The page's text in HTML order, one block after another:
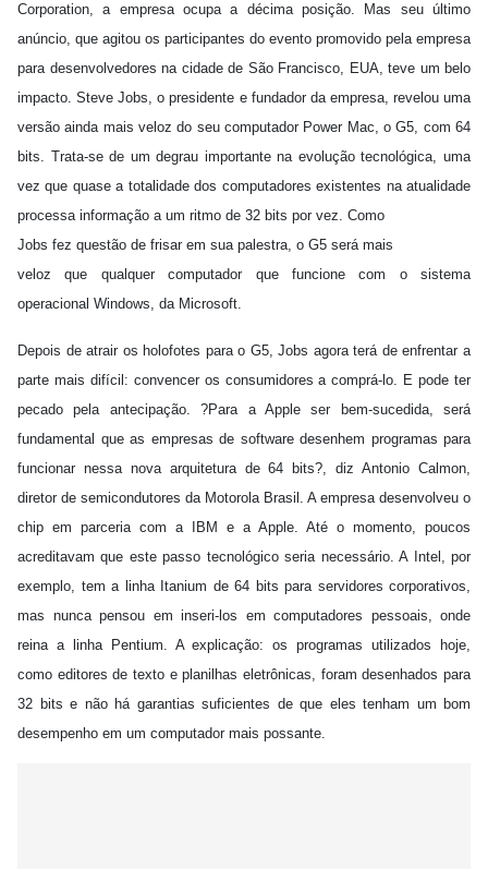
Corporation, a empresa ocupa a décima posição. Mas seu último
anúncio, que agitou os participantes do evento promovido pela empresa
para desenvolvedores na cidade de São Francisco, EUA, teve um belo
impacto. Steve Jobs, o presidente e fundador da empresa, revelou uma
versão ainda mais veloz do seu computador Power Mac, o G5, com 64
bits. Trata-se de um degrau importante na evolução tecnológica, uma
vez que quase a totalidade dos computadores existentes na atualidade
processa informação a um ritmo de 32 bits por vez. Como
Jobs fez questão de frisar em sua palestra, o G5 será mais
veloz que qualquer computador que funcione com o sistema
operacional Windows, da Microsoft.
Depois de atrair os holofotes para o G5, Jobs agora terá de enfrentar a
parte mais difícil: convencer os consumidores a comprá-lo. E pode ter
pecado pela antecipação. ?Para a Apple ser bem-sucedida, será
fundamental que as empresas de software desenhem programas para
funcionar nessa nova arquitetura de 64 bits?, diz Antonio Calmon,
diretor de semicondutores da Motorola Brasil. A empresa desenvolveu o
chip em parceria com a IBM e a Apple. Até o momento, poucos
acreditavam que este passo tecnológico seria necessário. A Intel, por
exemplo, tem a linha Itanium de 64 bits para servidores corporativos,
mas nunca pensou em inseri-los em computadores pessoais, onde
reina a linha Pentium. A explicação: os programas utilizados hoje,
como editores de texto e planilhas eletrônicas, foram desenhados para
32 bits e não há garantias suficientes de que eles tenham um bom
desempenho em um computador mais possante.